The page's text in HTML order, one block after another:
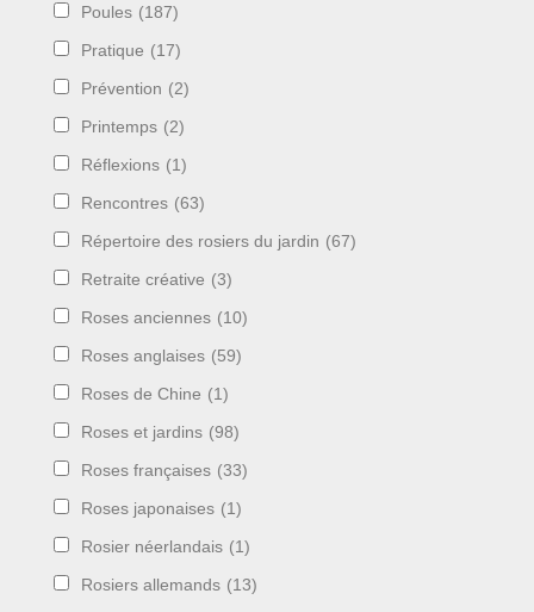
Poules (187)
Pratique (17)
Prévention (2)
Printemps (2)
Réflexions (1)
Rencontres (63)
Répertoire des rosiers du jardin (67)
Retraite créative (3)
Roses anciennes (10)
Roses anglaises (59)
Roses de Chine (1)
Roses et jardins (98)
Roses françaises (33)
Roses japonaises (1)
Rosier néerlandais (1)
Rosiers allemands (13)